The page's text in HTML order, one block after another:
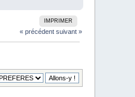
IMPRIMER
« précédent suivant »